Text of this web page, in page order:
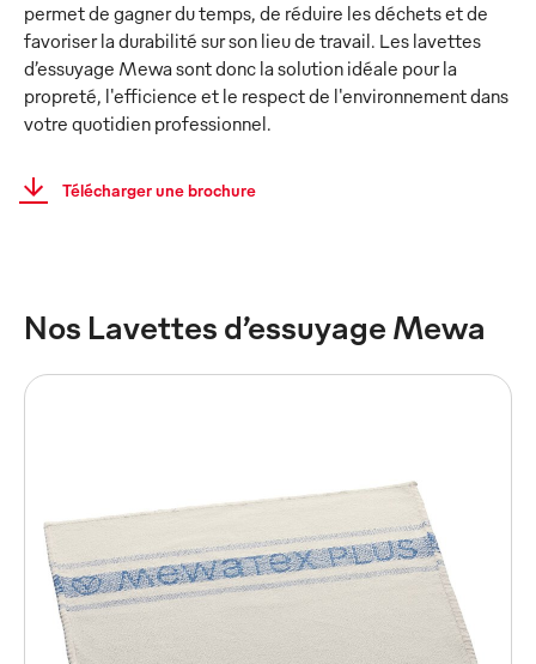
permet de gagner du temps, de réduire les déchets et de
favoriser la durabilité sur son lieu de travail. Les lavettes
d’essuyage Mewa sont donc la solution idéale pour la
propreté, l'efficience et le respect de l'environnement dans
votre quotidien professionnel.
Télécharger une brochure
Nos Lavettes d’essuyage Mewa